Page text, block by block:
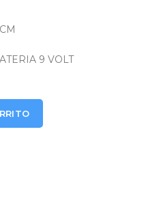
9 VOLT
Chanfong ZF-851 cantidad